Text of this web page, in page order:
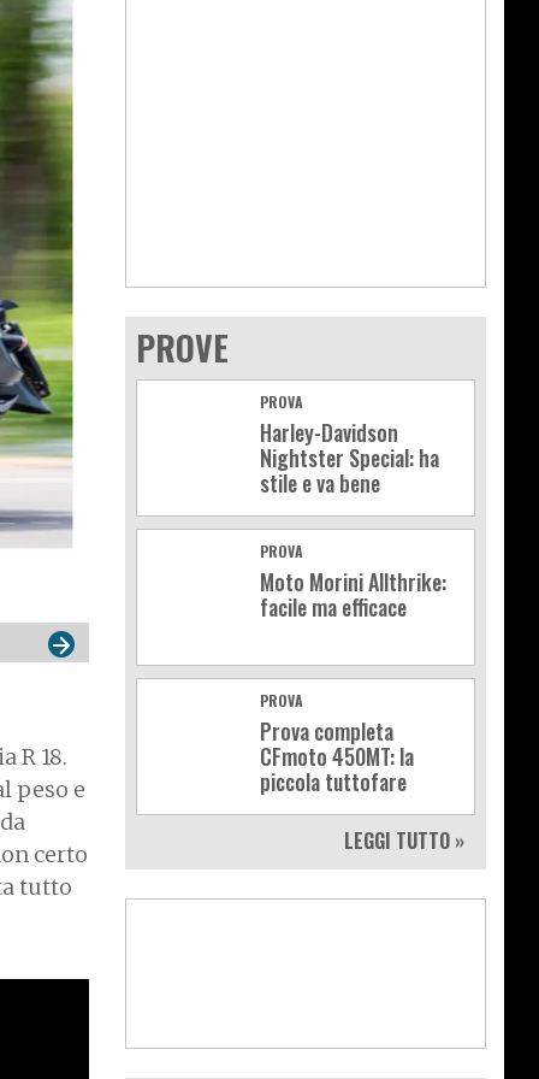
R 18.
peso e
certo
tutto
PROVE
PROVA
Harley-Davidson
Nightster Special: ha
stile e va bene
PROVA
Moto Morini Allthrike:
facile ma efficace
PROVA
Prova completa
CFmoto 450MT: la
piccola tuttofare
LEGGI TUTTO »